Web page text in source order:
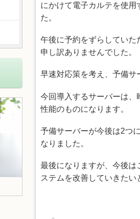
にかけて電子カルテを使
た。
午後に予約をずらしてい
申し訳ありませんでした。
早速対応策を考え、予備サ
今回導入するサーバーは、
性能のものになります。
予備サーバーが今後は2つ
なりました。
最後になりますが、今後は
ステムを改善していきたい